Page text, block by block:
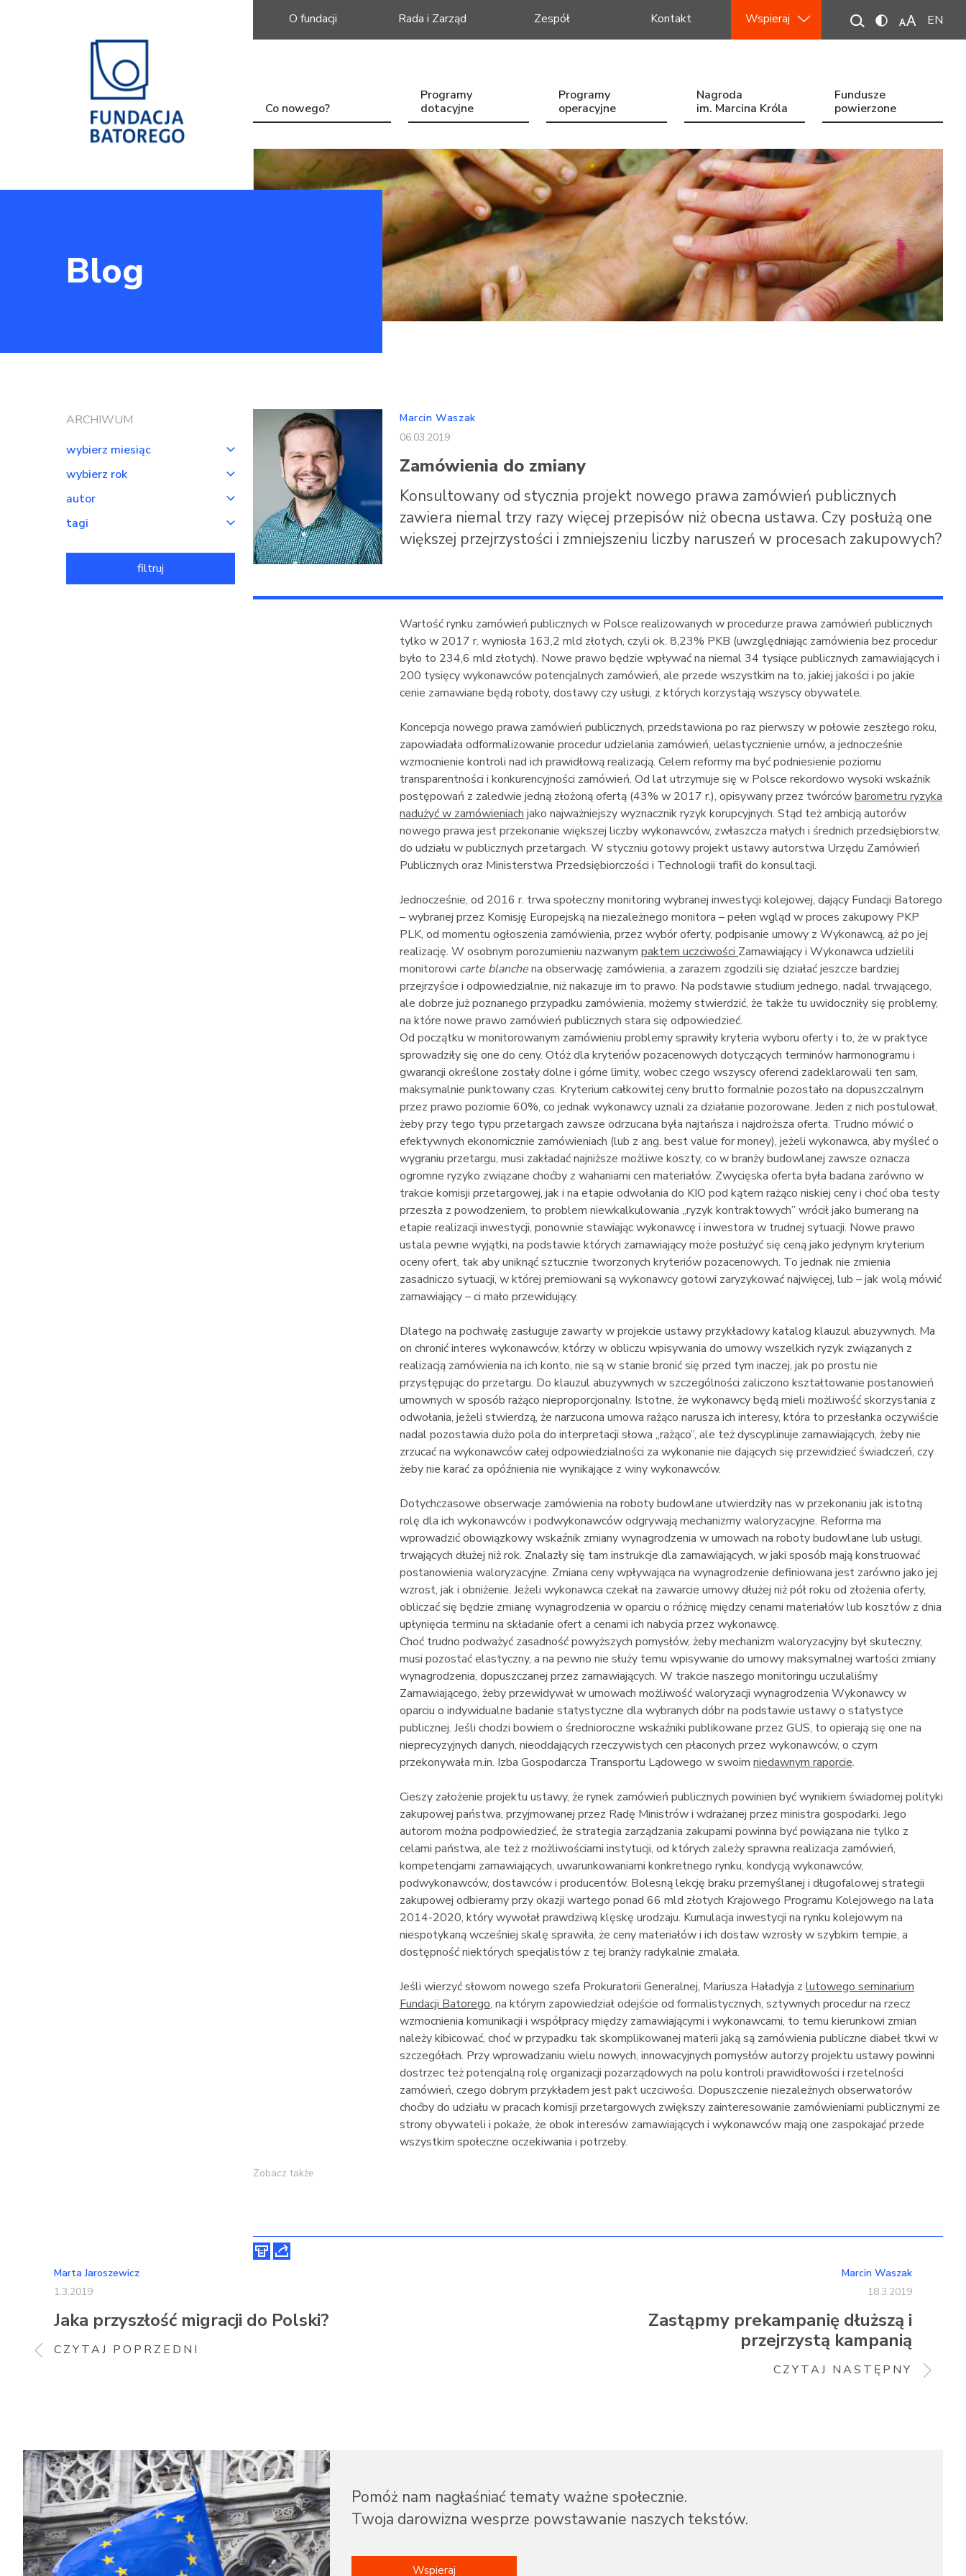
O fundacji Rada i Zarząd Zespół Kontakt Wspieraj EN
Co nowego?
Programy
dotacyjne
Programy
operacyjne
Nagroda
im. Marcina Króla
Fundusze
powierzone
Blog
ARCHIWUM
wybierz miesiąc
wybierz rok
autor
tagi
filtruj
Marcin Waszak
06.03.2019
Zamówienia do zmiany
Konsultowany od stycznia projekt nowego prawa zamówień publicznych
zawiera niemal trzy razy więcej przepisów niż obecna ustawa. Czy posłużą one
większej przejrzystości i zmniejszeniu liczby naruszeń w procesach zakupowych?
Wartość rynku zamówień publicznych w Polsce realizowanych w procedurze prawa zamówień publicznych
tylko w 2017 r. wyniosła 163,2 mld złotych, czyli ok. 8,23% PKB (uwzględniając zamówienia bez procedur
było to 234,6 mld złotych). Nowe prawo będzie wpływać na niemal 34 tysiące publicznych zamawiających i
200 tysięcy wykonawców potencjalnych zamówień, ale przede wszystkim na to, jakiej jakości i po jakie
cenie zamawiane będą roboty, dostawy czy usługi, z których korzystają wszyscy obywatele.
Koncepcja nowego prawa zamówień publicznych, przedstawiona po raz pierwszy w połowie zeszłego roku,
zapowiadała odformalizowanie procedur udzielania zamówień, uelastycznienie umów, a jednocześnie
wzmocnienie kontroli nad ich prawidłową realizacją. Celem reformy ma być podniesienie poziomu
transparentności i konkurencyjności zamówień. Od lat utrzymuje się w Polsce rekordowo wysoki wskaźnik
postępowań z zaledwie jedną złożoną ofertą (43% w 2017 r.), opisywany przez twórcówbarometru ryzyka
nadużyć w zamówieniach jako najważniejszy wyznacznik ryzyk korupcyjnych. Stąd też ambicją autorów
nowego prawa jest przekonanie większej liczby wykonawców, zwłaszcza małych i średnich przedsiębiorstw,
do udziału w publicznych przetargach. W styczniu gotowy projekt ustawy autorstwa Urzędu Zamówień
Publicznych oraz Ministerstwa Przedsiębiorczości i Technologii trafił do konsultacji.
Jednocześnie, od 2016 r. trwa społeczny monitoring wybranej inwestycji kolejowej, dający Fundacji Batorego
– wybranej przez Komisję Europejską na niezależnego monitora – pełen wgląd w proces zakupowy PKP
PLK, od momentu ogłoszenia zamówienia, przez wybór oferty, podpisanie umowy z Wykonawcą, aż po jej
realizację. W osobnym porozumieniu nazwanym paktem uczciwości Zamawiający i Wykonawca udzielili
monitorowi carte blanchena obserwację zamówienia, a zarazem zgodzili się działać jeszcze bardziej
przejrzyście i odpowiedzialnie, niż nakazuje im to prawo. Na podstawie studium jednego, nadal trwającego,
ale dobrze już poznanego przypadku zamówienia, możemy stwierdzić, że także tu uwidoczniły się problemy,
na które nowe prawo zamówień publicznych stara się odpowiedzieć.
Od początku w monitorowanym zamówieniu problemy sprawiły kryteria wyboru oferty i to, że w praktyce
sprowadziły się one do ceny. Otóż dla kryteriów pozacenowych dotyczących terminów harmonogramu i
gwarancji określone zostały dolne i górne limity, wobec czego wszyscy oferenci zadeklarowali ten sam,
maksymalnie punktowany czas. Kryterium całkowitej ceny brutto formalnie pozostało na dopuszczalnym
przez prawo poziomie 60%, co jednak wykonawcy uznali za działanie pozorowane. Jeden z nich postulował,
żeby przy tego typu przetargach zawsze odrzucana była najtańsza i najdroższa oferta. Trudno mówić o
efektywnych ekonomicznie zamówieniach (lub z ang. best value for money), jeżeli wykonawca, aby myśleć o
wygraniu przetargu, musi zakładać najniższe możliwe koszty, co w branży budowlanej zawsze oznacza
ogromne ryzyko związane choćby z wahaniami cen materiałów. Zwycięska oferta była badana zarówno w
trakcie komisji przetargowej, jak i na etapie odwołania do KIO pod kątem rażąco niskiej ceny i choć oba testy
przeszła z powodzeniem, to problem niewkalkulowania „ryzyk kontraktowych” wrócił jako bumerang na
etapie realizacji inwestycji, ponownie stawiając wykonawcę i inwestora w trudnej sytuacji. Nowe prawo
ustala pewne wyjątki, na podstawie których zamawiający może posłużyć się ceną jako jedynym kryterium
oceny ofert, tak aby uniknąć sztucznie tworzonych kryteriów pozacenowych. To jednak nie zmienia
zasadniczo sytuacji, w której premiowani są wykonawcy gotowi zaryzykować najwięcej, lub – jak wolą mówić
zamawiający – ci mało przewidujący.
Dlatego na pochwałę zasługuje zawarty w projekcie ustawy przykładowy katalog klauzul abuzywnych. Ma
on chronić interes wykonawców, którzy w obliczu wpisywania do umowy wszelkich ryzyk związanych z
realizacją zamówienia na ich konto, nie są w stanie bronić się przed tym inaczej, jak po prostu nie
przystępując do przetargu. Do klauzul abuzywnych w szczególności zaliczono kształtowanie postanowień
umownych w sposób rażąco nieproporcjonalny. Istotne, że wykonawcy będą mieli możliwość skorzystania z
odwołania, jeżeli stwierdzą, że narzucona umowa rażąco narusza ich interesy, która to przesłanka oczywiście
nadal pozostawia dużo pola do interpretacji słowa „rażąco”, ale też dyscyplinuje zamawiających, żeby nie
zrzucać na wykonawców całej odpowiedzialności za wykonanie nie dających się przewidzieć świadczeń, czy
żeby nie karać za opóźnienia nie wynikające z winy wykonawców.
Dotychczasowe obserwacje zamówienia na roboty budowlane utwierdziły nas w przekonaniu jak istotną
rolę dla ich wykonawców i podwykonawców odgrywają mechanizmy waloryzacyjne. Reforma ma
wprowadzić obowiązkowy wskaźnik zmiany wynagrodzenia w umowach na roboty budowlane lub usługi,
trwających dłużej niż rok. Znalazły się tam instrukcje dla zamawiających, w jaki sposób mają konstruować
postanowienia waloryzacyjne. Zmiana ceny wpływająca na wynagrodzenie definiowana jest zarówno jako jej
wzrost, jak i obniżenie. Jeżeli wykonawca czekał na zawarcie umowy dłużej niż pół roku od złożenia oferty,
obliczać się będzie zmianę wynagrodzenia w oparciu o różnicę między cenami materiałów lub kosztów z dnia
upłynięcia terminu na składanie ofert a cenami ich nabycia przez wykonawcę.
Choć trudno podważyć zasadność powyższych pomysłów, żeby mechanizm waloryzacyjny był skuteczny,
musi pozostać elastyczny, a na pewno nie służy temu wpisywanie do umowy maksymalnej wartości zmiany
wynagrodzenia, dopuszczanej przez zamawiających. W trakcie naszego monitoringu uczulaliśmy
Zamawiającego, żeby przewidywał w umowach możliwość waloryzacji wynagrodzenia Wykonawcy w
oparciu o indywidualne badanie statystyczne dla wybranych dóbr na podstawie ustawy o statystyce
publicznej. Jeśli chodzi bowiem o średnioroczne wskaźniki publikowane przez GUS, to opierają się one na
nieprecyzyjnych danych, nieoddających rzeczywistych cen płaconych przez wykonawców, o czym
przekonywała m.in. Izba Gospodarcza Transportu Lądowego w swoim niedawnym raporcie.
Cieszy założenie projektu ustawy, że rynek zamówień publicznych powinien być wynikiem świadomej polityki
zakupowej państwa, przyjmowanej przez Radę Ministrów i wdrażanej przez ministra gospodarki. Jego
autorom można podpowiedzieć, że strategia zarządzania zakupami powinna być powiązana nie tylko z
celami państwa, ale też z możliwościami instytucji, od których zależy sprawna realizacja zamówień,
kompetencjami zamawiających, uwarunkowaniami konkretnego rynku, kondycją wykonawców,
podwykonawców, dostawców i producentów. Bolesną lekcję braku przemyślanej i długofalowej strategii
zakupowej odbieramy przy okazji wartego ponad 66 mld złotych Krajowego Programu Kolejowego na lata
2014-2020, który wywołał prawdziwą klęskę urodzaju. Kumulacja inwestycji na rynku kolejowym na
niespotykaną wcześniej skalę sprawiła, że ceny materiałów i ich dostaw wzrosły w szybkim tempie, a
dostępność niektórych specjalistów z tej branży radykalnie zmalała.
Jeśli wierzyć słowom nowego szefa Prokuratorii Generalnej, Mariusza Haładyja z lutowego seminarium
Fundacji Batorego, na którym zapowiedział odejście od formalistycznych, sztywnych procedur na rzecz
wzmocnienia komunikacji i współpracy między zamawiającymi i wykonawcami, to temu kierunkowi zmian
należy kibicować, choć w przypadku tak skomplikowanej materii jaką są zamówienia publiczne diabeł tkwi w
szczegółach. Przy wprowadzaniu wielu nowych, innowacyjnych pomysłów autorzy projektu ustawy powinni
dostrzec też potencjalną rolę organizacji pozarządowych na polu kontroli prawidłowości i rzetelności
zamówień, czego dobrym przykładem jest pakt uczciwości. Dopuszczenie niezależnych obserwatorów
choćby do udziału w pracach komisji przetargowych zwiększy zainteresowanie zamówieniami publicznymi ze
strony obywateli i pokaże, że obok interesów zamawiających i wykonawców mają one zaspokajać przede
wszystkim społeczne oczekiwania i potrzeby.
Zobacz także
Marta Jaroszewicz
1.3.2019
Jaka przyszłość migracji do Polski?
CZYTAJ POPRZEDNI
Marcin Waszak
18.3.2019
Zastąpmy prekampanię dłuższą i
przejrzystą kampanią
CZYTAJ NASTĘPNY
Pomóż nam nagłaśniać tematy ważne społecznie.
Twoja darowizna wesprze powstawanie naszych tekstów.
Wspieraj